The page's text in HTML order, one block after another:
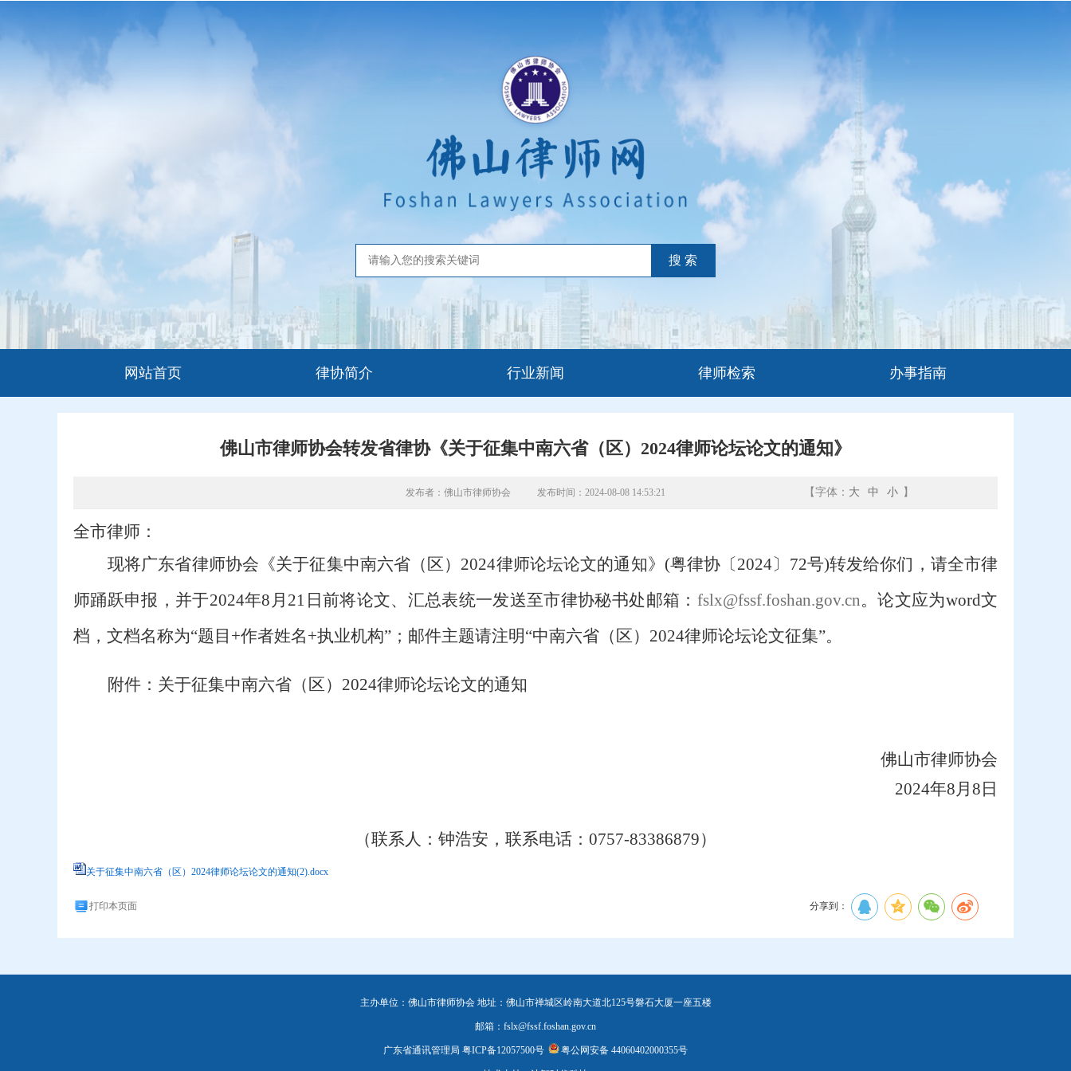
网站首页 律协简介 行业新闻 律师检索 办事指南
佛山市律师协会转发省律协《关于征集中南六省（区）2024律师论坛论文的通知》
发布者：佛山市律师协会 发布时间：2024-08-08 14:53:21 【字体： 大 中 小 】
全市律师 ：
现将广东省律师协会《关于征集中南六省（区） 2024律师论坛论文的通知》(粤律协〔2024〕72号)转发给你们，请全市律
师踊跃申报，并于2024年8月21日前将论文、汇总表统一发送至市律协秘书处邮箱： fslx@fssf.foshan.gov.cn。论文应为word文
档，文档名称为“题目+作者姓名+执业机构”；邮件主题请注明“中南六省（区） 2024律师论坛论文征集”。
附件：关于征集中南六省（区） 2024律师论坛论文的通知
佛山市律师协会
2024年8月8日
（联系人： 钟浩安 ，联系电话： 0757-83386879）
关于征集中南六省（区）2024律师论坛论文的通知(2).docx
打印本页面 分享到：
主办单位：佛山市律师协会 地址：佛山市禅城区岭南大道北125号磐石大厦一座五楼
邮箱：fslx@fssf.foshan.gov.cn
广东省通讯管理局 粤ICP备12057500号 粤公网安备 44060402000355号